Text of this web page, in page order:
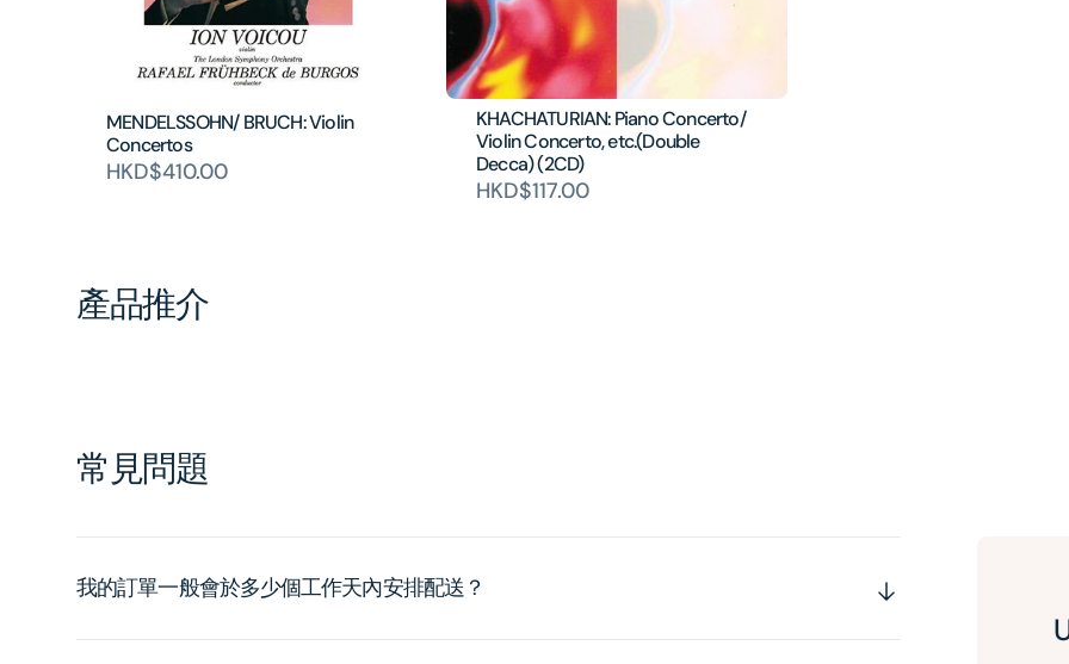
MENDELSSOHN/ BRUCH: Violin
Concertos
HKD$410.00
KHACHATURIAN: Piano Concerto/
Violin Concerto, etc.(Double
Decca) (2CD)
HKD$117.00
產品推介
常見問題
我的訂單一般會於多少個工作天內安排配送？